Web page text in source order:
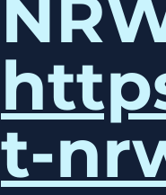
t-